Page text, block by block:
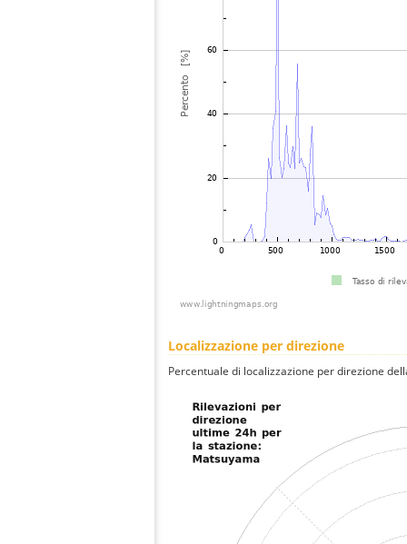
Localizzazione per direzione
Percentuale di localizzazione per direzione